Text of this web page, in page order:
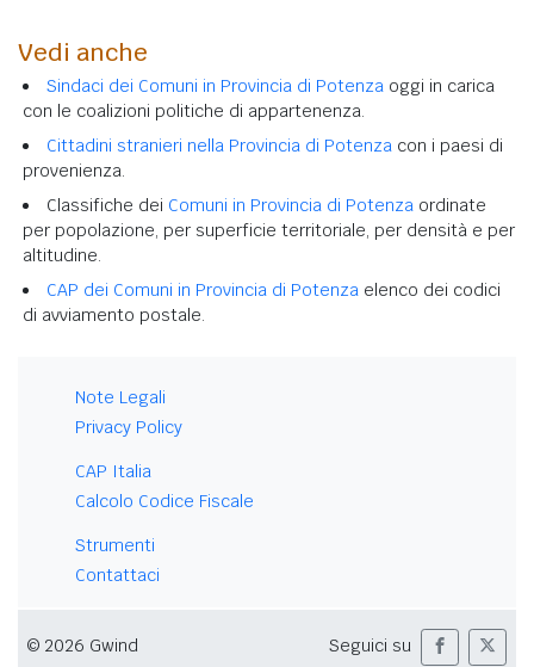
Vedi anche
Sindaci dei Comuni in Provincia di Potenza oggi in carica
con le coalizioni politiche di appartenenza.
Cittadini stranieri nella Provincia di Potenza con i paesi di
provenienza.
Classifiche dei Comuni in Provincia di Potenza ordinate
per popolazione, per superficie territoriale, per densità e per
altitudine.
CAP dei Comuni in Provincia di Potenza elenco dei codici
di avviamento postale.
Note Legali
Privacy Policy
CAP Italia
Calcolo Codice Fiscale
Strumenti
Contattaci
© 2026 Gwind Seguici su